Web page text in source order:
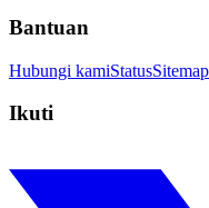
Bantuan
Hubungi kamiStatusSitemap
Ikuti